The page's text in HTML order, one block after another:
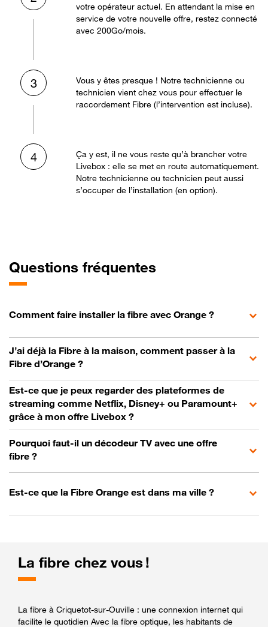
votre opérateur actuel. En attendant la mise en
service de votre nouvelle offre, restez connecté
avec 200Go/mois.
3
Vous y êtes presque ! Notre technicienne ou
technicien vient chez vous pour effectuer le
raccordement Fibre (l’intervention est incluse).
4
Ça y est, il ne vous reste qu’à brancher votre
Livebox : elle se met en route automatiquement.
Notre technicienne ou technicien peut aussi
s’occuper de l’installation (en option).
Questions fréquentes
Comment faire installer la fibre avec Orange ?
J’ai déjà la Fibre à la maison, comment passer à la
Fibre d’Orange ?
Est-ce que je peux regarder des plateformes de
streaming comme Netflix, Disney+ ou Paramount+
grâce à mon offre Livebox ?
Pourquoi faut-il un décodeur TV avec une offre
fibre ?
Est-ce que la Fibre Orange est dans ma ville ?
La fibre chez vous !
La fibre à Criquetot-sur-Ouville : une connexion internet qui
facilite le quotidien Avec la fibre optique, les habitants de